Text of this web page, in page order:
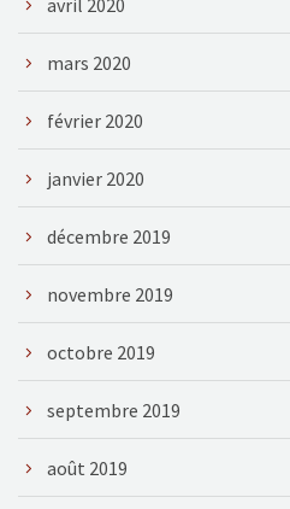
mars 2020
février 2020
janvier 2020
décembre 2019
novembre 2019
octobre 2019
septembre 2019
août 2019